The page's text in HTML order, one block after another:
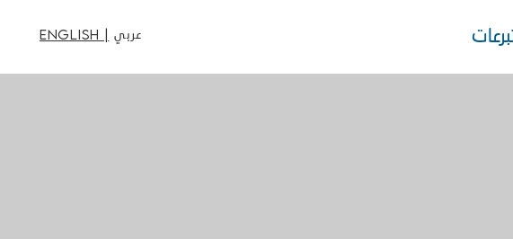
English | عربي